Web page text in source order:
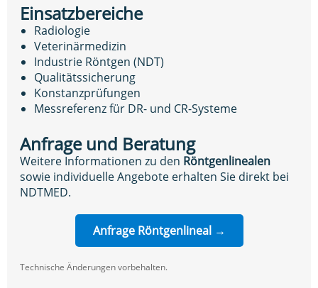
Einsatzbereiche
Radiologie
Veterinärmedizin
Industrie Röntgen (NDT)
Qualitätssicherung
Konstanzprüfungen
Messreferenz für DR- und CR-Systeme
Anfrage und Beratung
Weitere Informationen zu den Röntgenlinealen
sowie individuelle Angebote erhalten Sie direkt bei
NDTMED.
Anfrage Röntgenlineal →
Technische Änderungen vorbehalten.